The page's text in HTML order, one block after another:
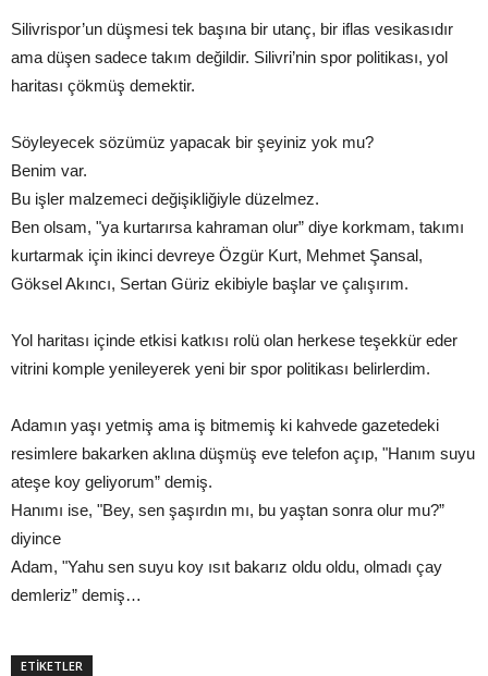
Silivrispor’un düşmesi tek başına bir utanç, bir iflas vesikasıdır
ama düşen sadece takım değildir. Silivri’nin spor politikası, yol
haritası çökmüş demektir.
Söyleyecek sözümüz yapacak bir şeyiniz yok mu?
Benim var.
Bu işler malzemeci değişikliğiyle düzelmez.
Ben olsam, "ya kurtarırsa kahraman olur” diye korkmam, takımı
kurtarmak için ikinci devreye Özgür Kurt, Mehmet Şansal,
Göksel Akıncı, Sertan Güriz ekibiyle başlar ve çalışırım.
Yol haritası içinde etkisi katkısı rolü olan herkese teşekkür eder
vitrini komple yenileyerek yeni bir spor politikası belirlerdim.
Adamın yaşı yetmiş ama iş bitmemiş ki kahvede gazetedeki
resimlere bakarken aklına düşmüş eve telefon açıp, "Hanım suyu
ateşe koy geliyorum” demiş.
Hanımı ise, "Bey, sen şaşırdın mı, bu yaştan sonra olur mu?”
diyince
Adam, "Yahu sen suyu koy ısıt bakarız oldu oldu, olmadı çay
demleriz” demiş…
ETİKETLER